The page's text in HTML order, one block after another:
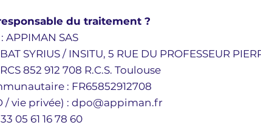
du traitement ?
APPIMAN SAS
SYRIUS / INSITU, 5 RUE DU PROFESSEUR
852 912 708 R.C.S. Toulouse
: FR65852912708
/ vie privée) : dpo@appiman.fr
05 61 16 78 60